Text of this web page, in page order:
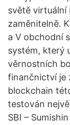
světě virtuální
zaměnitelně.
a V obchodní
systém, který
věrnostních
finančnictví je
blockchain
testován
SBI –